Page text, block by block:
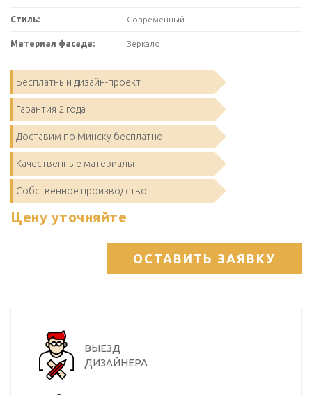
Стиль: Современный
Материал фасада: Зеркало
Бесплатный дизайн-проект
Гарантия 2 года
Доставим по Минску бесплатно
Качественные материалы
Собственное производство
Цену уточняйте
ОСТАВИТЬ ЗАЯВКУ
ВЫЕЗД
ДИЗАЙНЕРА